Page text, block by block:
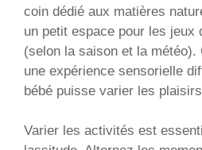
coin dédié aux matières
un petit espace pour les jeux
(selon la saison et la météo).
une expérience sensorielle
bébé puisse varier les
Varier les activités est